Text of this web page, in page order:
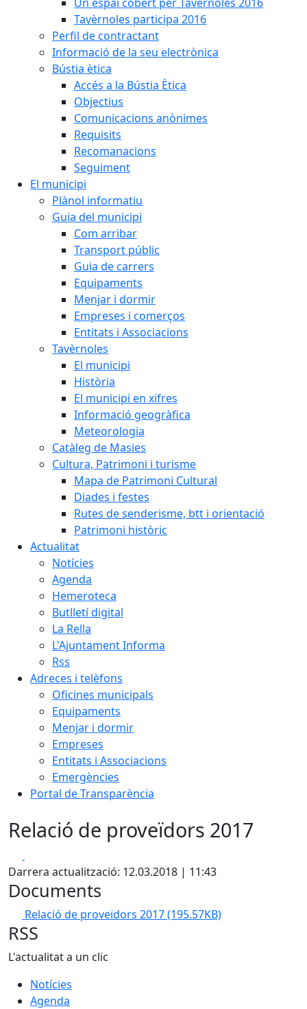
Tavèrnoles participa 2016
Perfil de contractant
Informació de la seu electrònica
Bústia ètica
Accés a la Bústia Ètica
Objectius
Comunicacions anònimes
Requisits
Recomanacions
Seguiment
El municipi
Plànol informatiu
Guia del municipi
Com arribar
Transport públic
Guia de carrers
Equipaments
Menjar i dormir
Empreses i comerços
Entitats i Associacions
Tavèrnoles
El municipi
Història
El municipi en xifres
Informació geogràfica
Meteorologia
Catàleg de Masies
Cultura, Patrimoni i turisme
Mapa de Patrimoni Cultural
Diades i festes
Rutes de senderisme, btt i orientació
Patrimoni històric
Actualitat
Notícies
Agenda
Hemeroteca
Butlletí digital
La Rella
L'Ajuntament Informa
Rss
Adreces i telèfons
Oficines municipals
Equipaments
Menjar i dormir
Empreses
Entitats i Associacions
Emergències
Portal de Transparència
Relació de proveïdors 2017
Darrera actualització: 12.03.2018 | 11:43
Documents
Relació de proveïdors 2017(195.57KB)
RSS
L'actualitat a un clic
Notícies
Agenda